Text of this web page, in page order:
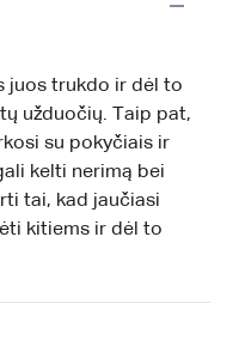
juos trukdo ir dėl to
užduočių. Taip pat,
su pokyčiais ir
kelti nerimą bei
tai, kad jaučiasi
kitiems ir dėl to